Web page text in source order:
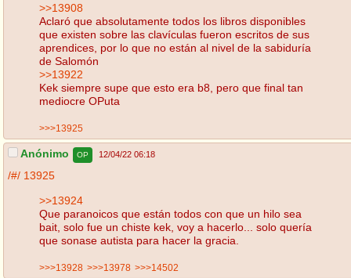
>>13908
Aclaró que absolutamente todos los libros disponibles
que existen sobre las clavículas fueron escritos de sus
aprendices, por lo que no están al nivel de la sabiduría
de Salomón
>>13922
Kek siempre supe que esto era b8, pero que final tan
mediocre OPuta
>>>13925
Anónimo OP 12/04/22 06:18
/#/ 13925
>>13924
Que paranoicos que están todos con que un hilo sea
bait, solo fue un chiste kek, voy a hacerlo... solo quería
que sonase autista para hacer la gracia.
>>>13928 >>>13978 >>>14502